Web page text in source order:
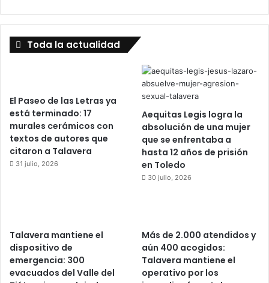
Toda la actualidad
El Paseo de las Letras ya
está terminado: 17
murales cerámicos con
textos de autores que
citaron a Talavera
31 julio, 2026
Aequitas Legis logra la
absolución de una mujer
que se enfrentaba a
hasta 12 años de prisión
en Toledo
30 julio, 2026
Talavera mantiene el
dispositivo de
emergencia: 300
evacuados del Valle del
Más de 2.000 atendidos y
aún 400 acogidos:
Talavera mantiene el
operativo por los